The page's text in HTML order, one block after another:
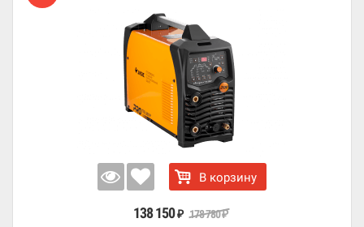
В корзину
138 150 ₽ 178 780₽